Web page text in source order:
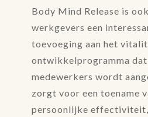
Body Mind Release is
werkgevers een
toevoeging aan het
ontwikkelprogramma dat
medewerkers wordt
zorgt voor een toename
persoonlijke